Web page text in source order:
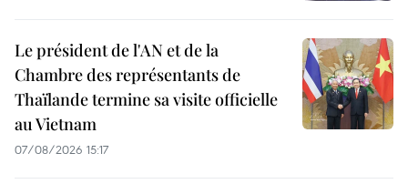
Le président de l'AN et de la
Chambre des représentants de
Thaïlande termine sa visite officielle
au Vietnam
07/08/2026 15:17